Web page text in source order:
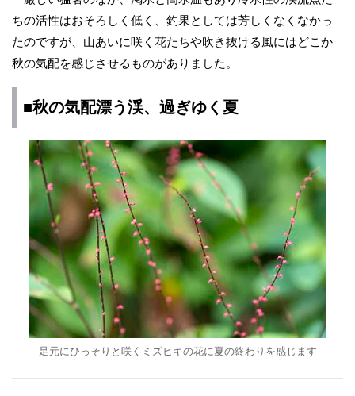
ちの活性はおそろしく低く、釣果としては芳しくなくなかっ
たのですが、山あいに咲く花たちや吹き抜ける風にはどこか
秋の気配を感じさせるものがありました。
■秋の気配漂う渓、過ぎゆく夏
足元にひっそりと咲くミズヒキの花に夏の終わりを感じます